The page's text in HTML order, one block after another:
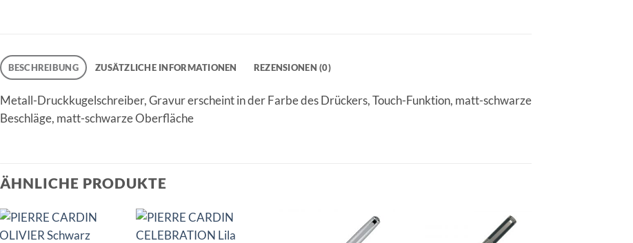
BESCHREIBUNG ZUSÄTZLICHE INFORMATIONEN REZENSIONEN (0)
Metall-Druckkugelschreiber, Gravur erscheint in der Farbe des Drückers, Touch-Funktion, matt-schwarze
Beschläge, matt-schwarze Oberfläche
ÄHNLICHE PRODUKTE